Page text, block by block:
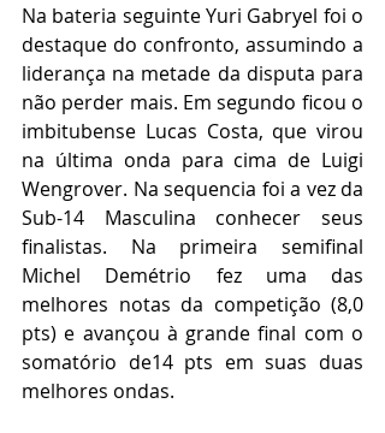
Na bateria seguinte Yuri Gabryel foi o
destaque do confronto, assumindo a
liderança na metade da disputa para
não perder mais. Em segundo ficou o
imbitubense Lucas Costa, que virou
na última onda para cima de Luigi
Wengrover. Na sequencia foi a vez da
Sub-14 Masculina conhecer seus
finalistas. Na primeira semifinal
Michel Demétrio fez uma das
melhores notas da competição (8,0
pts) e avançou à grande final com o
somatório de14 pts em suas duas
melhores ondas.